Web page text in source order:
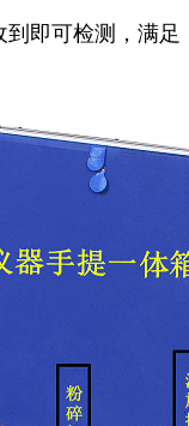
即可检测，满足